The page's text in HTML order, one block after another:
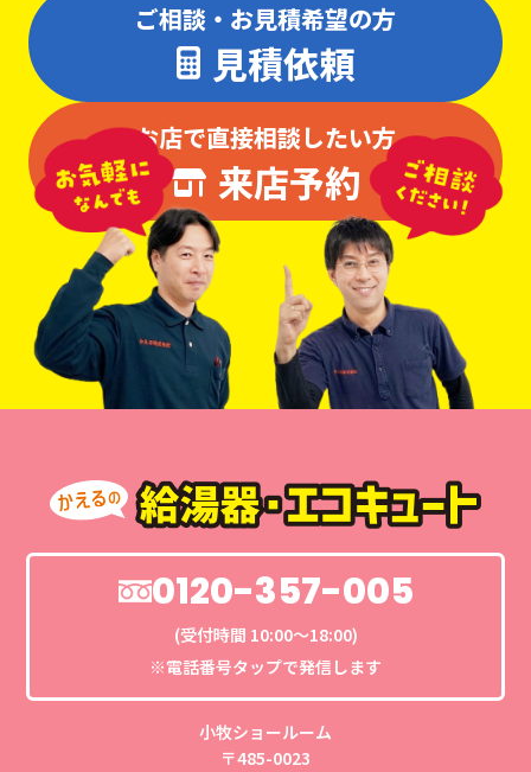
ご相談・お見積希望の方
見積依頼
お店で直接相談したい方
来店予約
0120-357-005
(受付時間 10:00〜18:00)
※電話番号タップで発信します
小牧ショールーム
〒485-0023